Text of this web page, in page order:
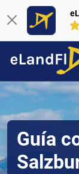
Guía